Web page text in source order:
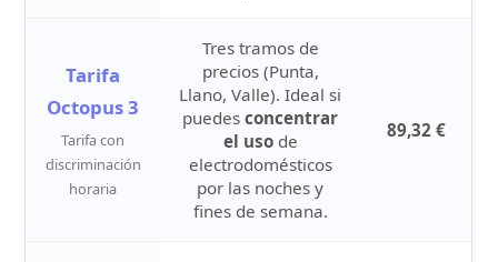
Tarifa
Octopus 3
Tarifa con
discriminación
horaria
Tres tramos de
precios (Punta,
Llano, Valle). Ideal si
puedes concentrar
el usode
electrodomésticos
por las noches y
fines de semana.
89,32 €